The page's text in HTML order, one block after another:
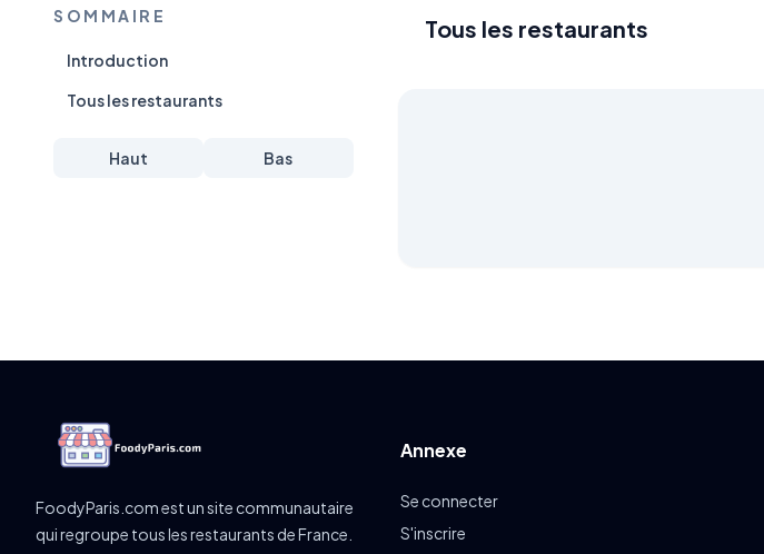
SOMMAIRE
Introduction
Tous les restaurants
Haut Bas
Tous les restaurants
FoodyParis.com est un site communautaire
qui regroupe tous les restaurants de France.
Annexe
Se connecter
S'inscrire